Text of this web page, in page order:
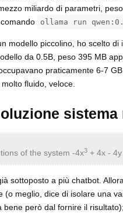
miliardo di parametri,
ollama run
modello piccolino, ho scelto
da 0.5B, peso 395 MB
praticamente 6-7
fluido, veloce.
sistema
of the system -4x3 + 4x -
sottoposto a più chatbot.
(o meglio, dice di isolare una
bene però dal fornire il